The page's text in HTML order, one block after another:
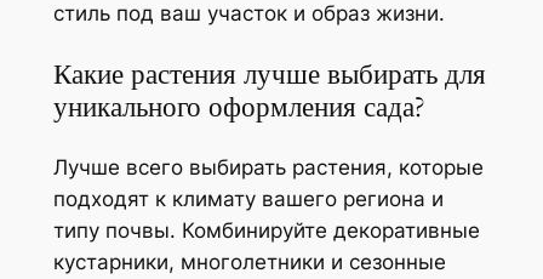
стиль под ваш участок и образ жизни.
Какие растения лучше выбирать для
уникального оформления сада?
Лучше всего выбирать растения, которые
подходят к климату вашего региона и
типу почвы. Комбинируйте декоративные
кустарники, многолетники и сезонные